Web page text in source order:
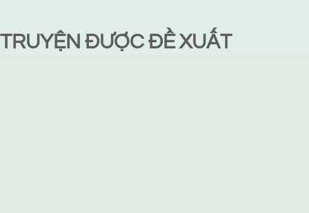
TRUYỆN ĐƯỢC ĐỀ XUẤT